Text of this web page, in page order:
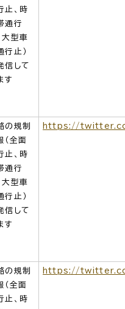
止、時
通行
大型車
行止）
信して
す
の規制
（全面
止、時
通行
大型車
行止）
信して
す
https://
の規制
（全面
止、時
https://